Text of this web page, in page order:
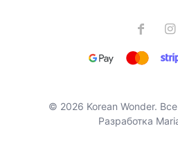
© 2026 Korean Wonder.
Разработка